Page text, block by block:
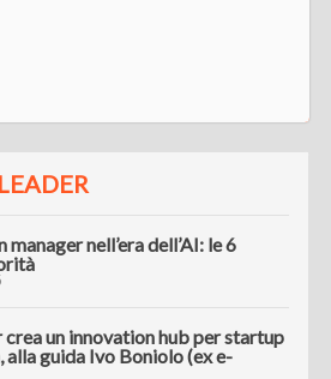
manager nell’era dell’AI: le 6
crea un innovation hub per startup
alla guida Ivo Boniolo (ex e-